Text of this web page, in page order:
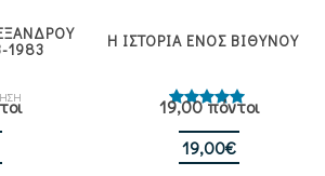
1983 Η ΙΣΤΟΡΙΑ ΕΝΟΣ ΒΙΘΥΝΟΥ
Βαθμολογήθηκε
με5.00
από 5
19,00 πόντοι
19,00€